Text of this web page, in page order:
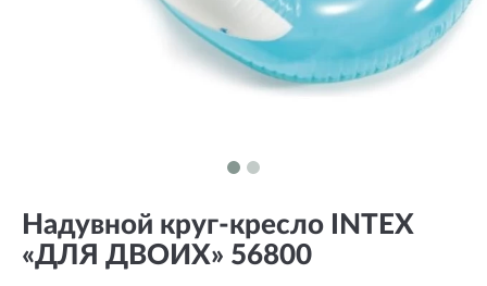
Надувной круг-кресло INTEX
«ДЛЯ ДВОИХ» 56800